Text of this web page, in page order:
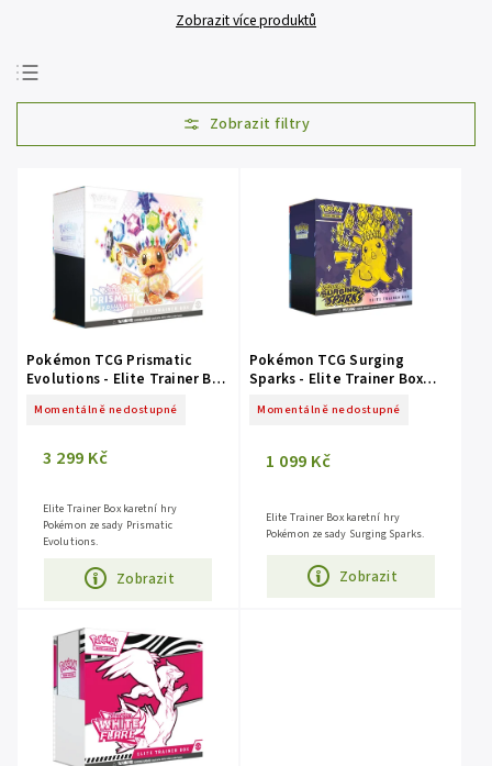
Zobrazit více produktů
Doporučujeme
Nejlevnější
Nejprodávanější
Abecedně
Pokémon TCG Prismatic
Evolutions - Elite Trainer Box
Momentálně nedostupné
3 299 Kč
Zobrazit
Elite Trainer Box karetní hry
Pokémon ze sady Prismatic
Evolutions.
Pokémon TCG Surging
Sparks - Elite Trainer Box
Momentálně nedostupné
1 099 Kč
Zobrazit
Elite Trainer Box karetní hry
Pokémon ze sady Surging Sparks.